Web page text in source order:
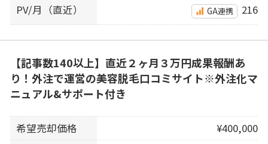
PV/月（直近）
GA連携 216
【記事数140以上】直近２ヶ月３万円成果報酬あ
り！外注で運営の美容脱毛口コミサイト※外注化マ
ニュアル&サポート付き
希望売却価格
¥400,000